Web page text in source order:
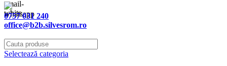
0757 031 240
office@b2b.silvesrom.ro
Selectează categoria